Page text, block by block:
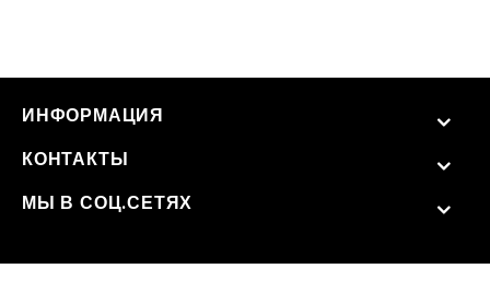
ИНФОРМАЦИЯ
КОНТАКТЫ
МЫ В СОЦ.СЕТЯХ